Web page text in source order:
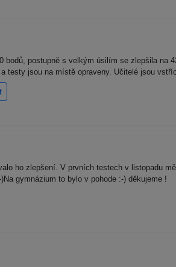
bodů, postupně s velkým úsilím se zlepšila na
testy jsou na místě opraveny. Učitelé jsou
ho zlepšení. V prvních testech v listopadu
gymnázium to bylo v pohode :-) děkujeme !